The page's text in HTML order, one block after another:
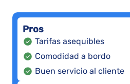
Pros
Tarifas asequibles
Comodidad a bordo
Buen servicio al cliente